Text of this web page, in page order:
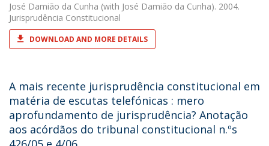
José Damião da Cunha (with José Damião da Cunha). 2004.
Jurisprudência Constitucional
DOWNLOAD AND MORE DETAILS
A mais recente jurisprudência constitucional em
matéria de escutas telefónicas : mero
aprofundamento de jurisprudência? Anotação
aos acórdãos do tribunal constitucional n.ºs